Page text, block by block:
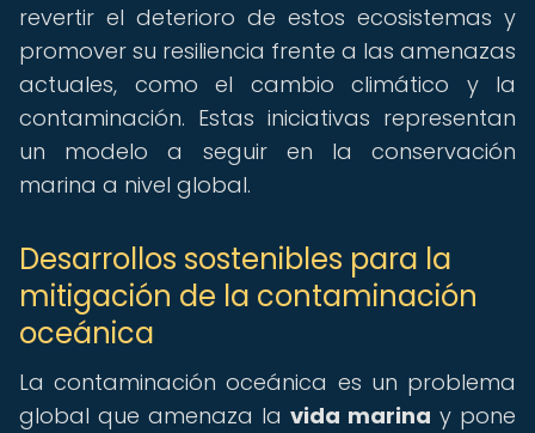
revertir el deterioro de estos ecosistemas y
promover su resiliencia frente a las amenazas
actuales, como el cambio climático y la
contaminación. Estas iniciativas representan
un modelo a seguir en la conservación
marina a nivel global.
Desarrollos sostenibles para la
mitigación de la contaminación
oceánica
La contaminación oceánica es un problema
global que amenaza la vida marina y pone